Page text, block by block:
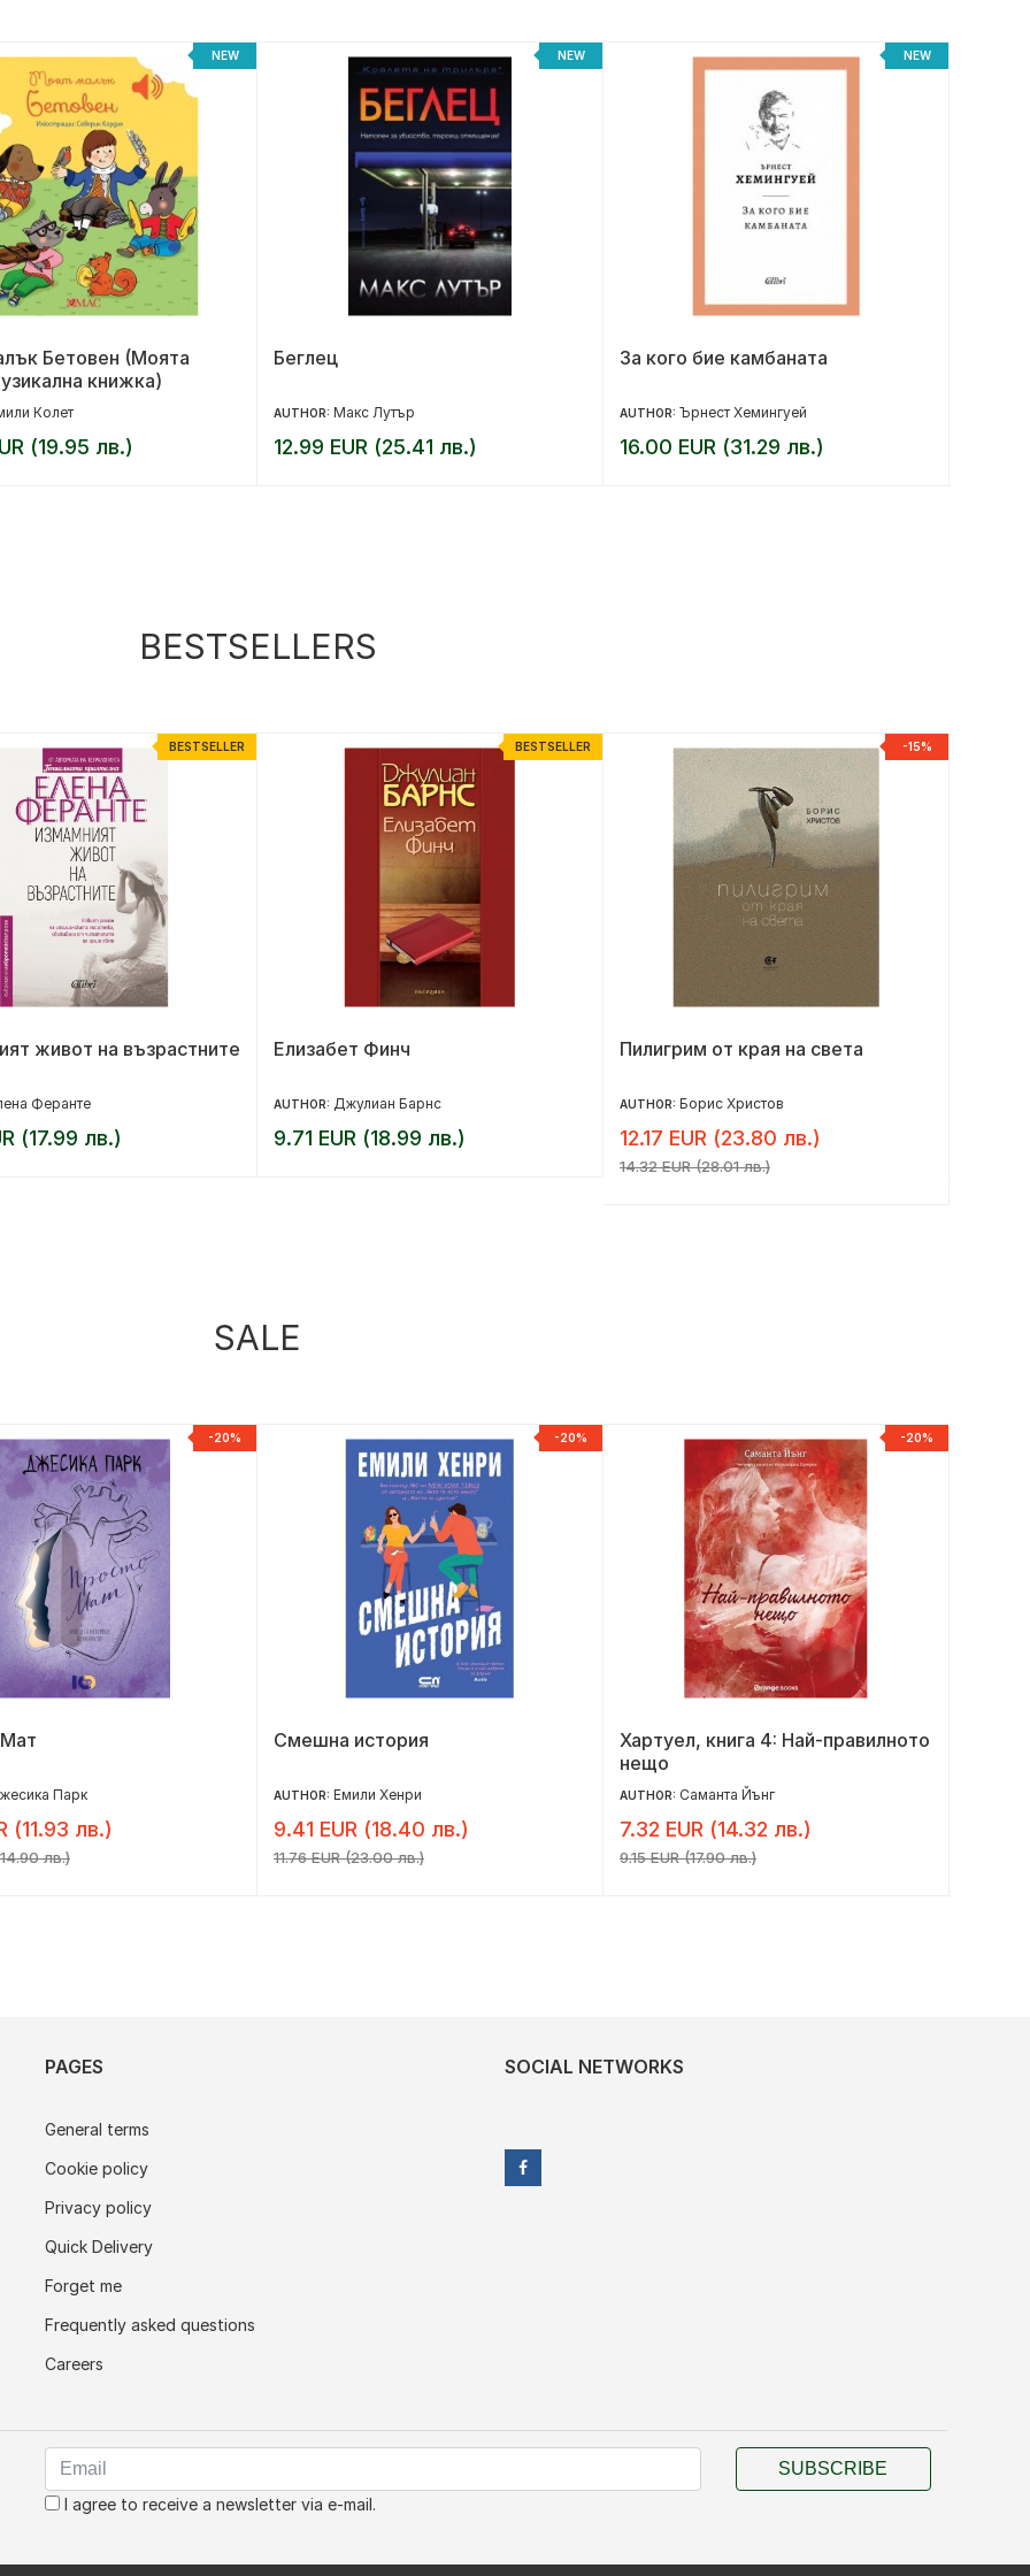
NEW
Бетовен (Моята
книжка)
Колет
(19.95 лв.)
NEW
Беглец
AUTHOR: Макс Лутър
12.99 EUR (25.41 лв.)
NEW
За кого бие камбаната
AUTHOR: Ърнест Хемингуей
16.00 EUR (31.29 лв.)
BESTSELLERS
BESTSELLER
живот на възрастните
Феранте
(17.99 лв.)
BESTSELLER
Елизабет Финч
AUTHOR: Джулиан Барнс
9.71 EUR (18.99 лв.)
-15%
Пилигрим от края на света
AUTHOR: Борис Христов
12.17 EUR (23.80 лв.)
14.32 EUR (28.01 лв.)
SALE
-20%
Парк
(11.93 лв.)
лв.)
-20%
Смешна история
AUTHOR: Емили Хенри
9.41 EUR (18.40 лв.)
11.76 EUR (23.00 лв.)
-20%
Хартуел, книга 4: Най-правилното
нещо
AUTHOR: Саманта Йънг
7.32 EUR (14.32 лв.)
9.15 EUR (17.90 лв.)
PAGES
General terms
Cookie policy
Privacy policy
Quick Delivery
Forget me
Frequently asked questions
Careers
SOCIAL NETWORKS
I agree to receive a newsletter via e-mail.
SUBSCRIBE